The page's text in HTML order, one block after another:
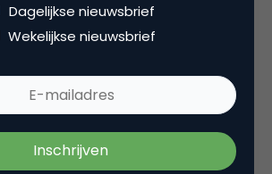
heeft Febelfin het verschil
video te maken over hoe
gegevens zijn en hoe mensen hier
van kunnen maken, heeft
kaart gezet. Het is geen
Dagelijkse nieuwsbrief
Wekelijkse nieuwsbrief